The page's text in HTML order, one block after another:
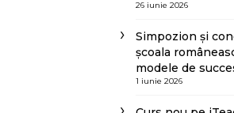
26 iunie 2026
Simpozion și
școala
modele de
1 iunie 2026